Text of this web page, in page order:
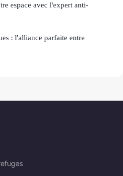
espace avec l'expert anti-
: l'alliance parfaite entre